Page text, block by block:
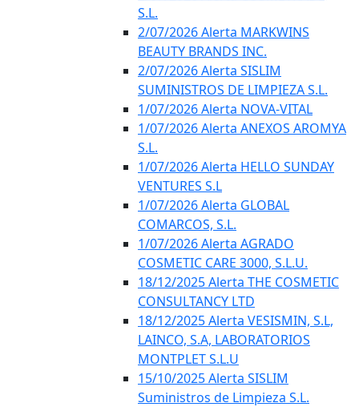
S.L.
2/07/2026 Alerta MARKWINS
BEAUTY BRANDS INC.
2/07/2026 Alerta SISLIM
SUMINISTROS DE LIMPIEZA S.L.
1/07/2026 Alerta NOVA-VITAL
1/07/2026 Alerta ANEXOS AROMYA
S.L.
1/07/2026 Alerta HELLO SUNDAY
VENTURES S.L
1/07/2026 Alerta GLOBAL
COMARCOS, S.L.
1/07/2026 Alerta AGRADO
COSMETIC CARE 3000, S.L.U.
18/12/2025 Alerta THE COSMETIC
CONSULTANCY LTD
18/12/2025 Alerta VESISMIN, S.L,
LAINCO, S.A, LABORATORIOS
MONTPLET S.L.U
15/10/2025 Alerta SISLIM
Suministros de Limpieza S.L.